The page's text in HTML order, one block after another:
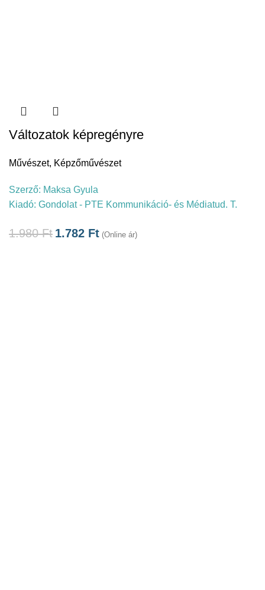
Változatok képregényre
Művészet, Képzőművészet
Szerző: Maksa Gyula
Kiadó: Gondolat - PTE Kommunikáció- és Médiatud. T.
1.980Ft 1.782 Ft (Online ár)